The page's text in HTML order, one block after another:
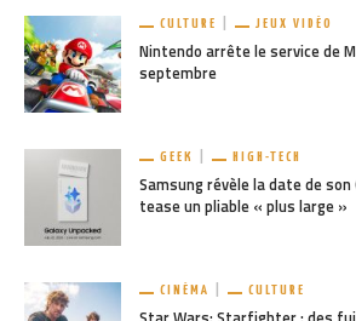
CULTURE JEUX VIDÉO
Nintendo arrête le service de
septembre
GEEK HIGH-TECH
Samsung révèle la date de son
tease un pliable « plus large »
CINÉMA CULTURE